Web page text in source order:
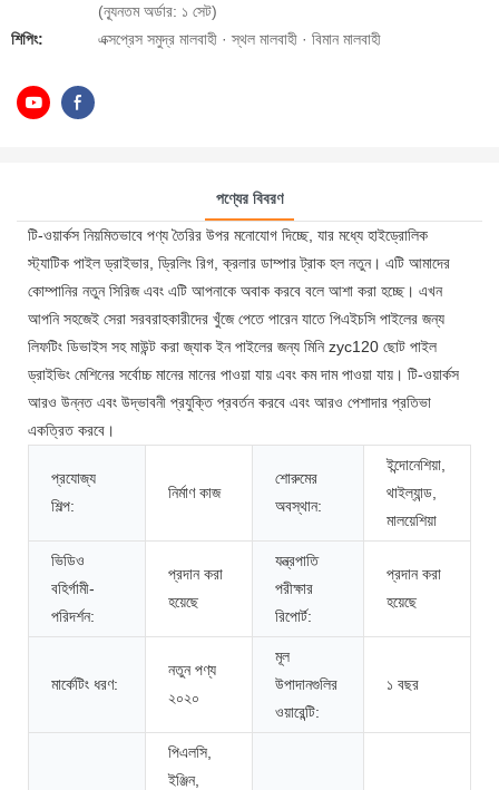
(ন্যূনতম অর্ডার: ১ সেট)
শিপিং:
এক্সপ্রেস সমুদ্র মালবাহী · স্থল মালবাহী · বিমান মালবাহী
পণ্যের বিবরণ
টি-ওয়ার্কস নিয়মিতভাবে পণ্য তৈরির উপর মনোযোগ দিচ্ছে, যার মধ্যে হাইড্রোলিক
স্ট্যাটিক পাইল ড্রাইভার, ড্রিলিং রিগ, ক্রলার ডাম্পার ট্রাক হল নতুন। এটি আমাদের
কোম্পানির নতুন সিরিজ এবং এটি আপনাকে অবাক করবে বলে আশা করা হচ্ছে। এখন
আপনি সহজেই সেরা সরবরাহকারীদের খুঁজে পেতে পারেন যাতে পিএইচসি পাইলের জন্য
লিফটিং ডিভাইস সহ মাউন্ট করা জ্যাক ইন পাইলের জন্য মিনি zyc120 ছোট পাইল
ড্রাইভিং মেশিনের সর্বোচ্চ মানের মানের পাওয়া যায় এবং কম দাম পাওয়া যায়। টি-ওয়ার্কস
আরও উন্নত এবং উদ্ভাবনী প্রযুক্তি প্রবর্তন করবে এবং আরও পেশাদার প্রতিভা
একত্রিত করবে।
প্রযোজ্য
শিল্প:
নির্মাণ কাজ
শোরুমের
অবস্থান:
ইন্দোনেশিয়া,
থাইল্যান্ড,
মালয়েশিয়া
ভিডিও
বহির্গামী-
পরিদর্শন:
প্রদান করা
হয়েছে
যন্ত্রপাতি
পরীক্ষার
রিপোর্ট:
প্রদান করা
হয়েছে
মার্কেটিং ধরণ:
নতুন পণ্য
২০২০
মূল
উপাদানগুলির
ওয়ারেন্টি:
১ বছর
পিএলসি,
ইঞ্জিন,